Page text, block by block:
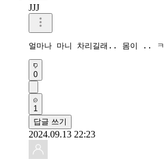
JJJ
얼마나 마니 차리길래.. 몸이 .. ㅋ
0
1
답글 쓰기
2024.09.13 22:23